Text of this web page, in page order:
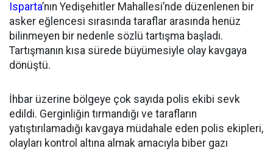
Isparta’nın Yedişehitler Mahallesi’nde düzenlenen bir
asker eğlencesi sırasında taraflar arasında henüz
bilinmeyen bir nedenle sözlü tartışma başladı.
Tartışmanın kısa sürede büyümesiyle olay kavgaya
dönüştü.
İhbar üzerine bölgeye çok sayıda polis ekibi sevk
edildi. Gerginliğin tırmandığı ve tarafların
yatıştırılamadığı kavgaya müdahale eden polis ekipleri,
olayları kontrol altına almak amacıyla biber gazı